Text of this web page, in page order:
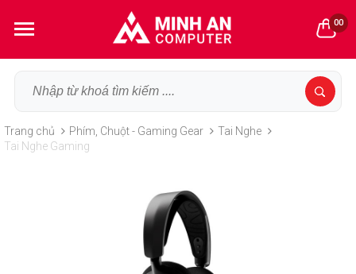
00
Trang chủ Phím, Chuột - Gaming Gear
Tai Nghe
Tai Nghe Gaming